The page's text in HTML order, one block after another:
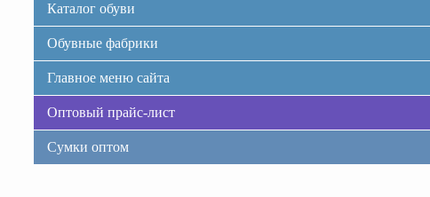
Каталог обуви
Обувные фабрики
Главное меню сайта
Оптовый прайс-лист
Сумки оптом